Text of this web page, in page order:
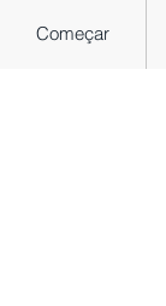
Começar